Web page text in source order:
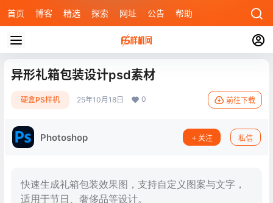
首页 博客 精选 探索 网址 公告 帮助
异形礼箱包装设计psd素材
硬盒PS样机 25年10月18日 0 前往下载
Photoshop 关注 私信
快速生成礼箱包装效果图，支持自定义图案与文字，
适用于节日、奢侈品等设计。